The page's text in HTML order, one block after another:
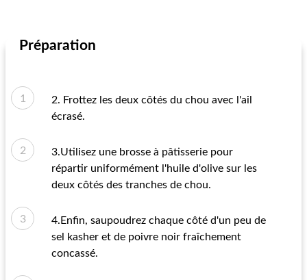
Préparation
2. Frottez les deux côtés du chou avec l'ail
écrasé.
3.Utilisez une brosse à pâtisserie pour
répartir uniformément l'huile d'olive sur les
deux côtés des tranches de chou.
4.Enfin, saupoudrez chaque côté d'un peu de
sel kasher et de poivre noir fraîchement
concassé.